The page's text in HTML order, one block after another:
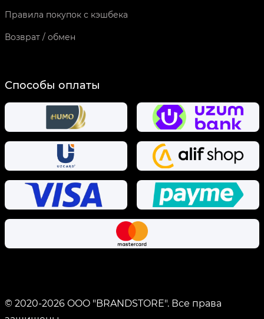
Правила покупок с кэшбека
Возврат / обмен
Способы оплаты
© 2020-2026 OOO "BRANDSTORE". Все права